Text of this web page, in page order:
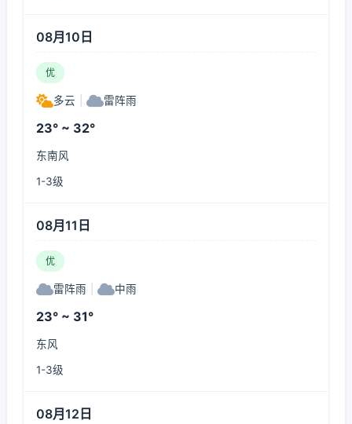
08月10日
优
多云 雷阵雨
23° ~ 32°
东南风
1-3级
08月11日
优
雷阵雨 中雨
23° ~ 31°
东风
1-3级
08月12日